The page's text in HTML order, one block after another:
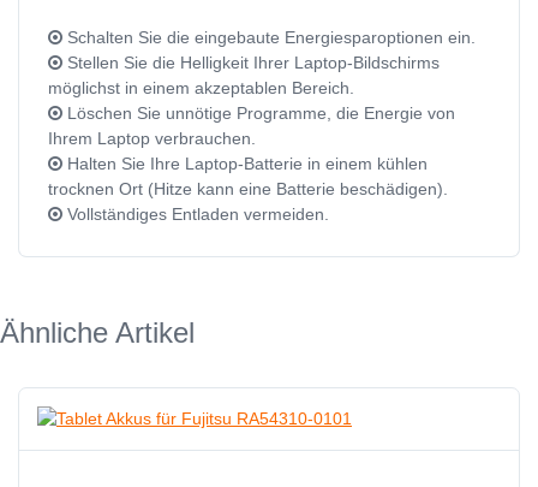
Schalten Sie die eingebaute Energiesparoptionen ein.
Stellen Sie die Helligkeit Ihrer Laptop-Bildschirms
möglichst in einem akzeptablen Bereich.
Löschen Sie unnötige Programme, die Energie von
Ihrem Laptop verbrauchen.
Halten Sie Ihre Laptop-Batterie in einem kühlen
trocknen Ort (Hitze kann eine Batterie beschädigen).
Vollständiges Entladen vermeiden.
Ähnliche Artikel